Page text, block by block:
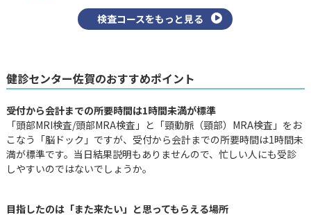
検査コースをもっと見る
健診センター佐賀のおすすめポイント
受付から会計までの所要時間は1時間未満が標準
「頭部MRI検査/頭部MRA検査」と「頸動脈（頸部）MRA検査」をお
こなう「脳ドック」ですが、受付から会計までの所要時間は1時間未
満が標準です。当日結果説明もありませんので、忙しい人にも受診
しやすいのではないでしょうか。
目指したのは「また来たい」と思ってもらえる場所